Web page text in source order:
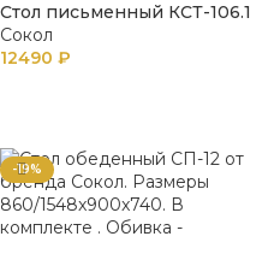
Стол письменный КСТ-106.1
Сокол
12490 ₽
-19%